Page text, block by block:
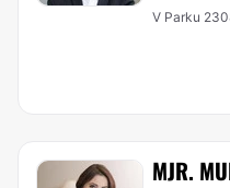
V Parku
MJR.